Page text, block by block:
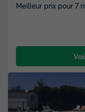
Meilleur prix pour 7